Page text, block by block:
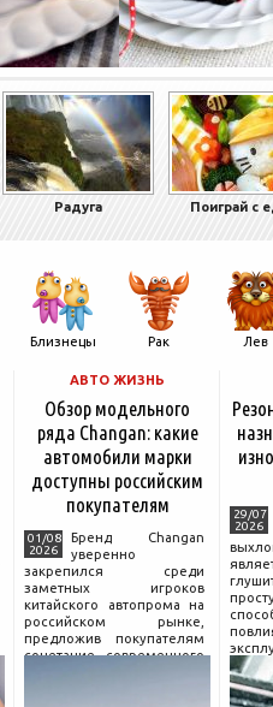
Радуга Поиграй с
Близнецы Рак Лев
АВТО ЖИЗНЬ
Обзор модельного
ряда Changan: какие
автомобили марки
доступны российским
покупателям
01/08
2026
Бренд Changan
уверенно
закрепился среди
заметных игроков
китайского автопрома на
российском рынке,
предложив покупателям
сочетание современного
29/07
2026
и